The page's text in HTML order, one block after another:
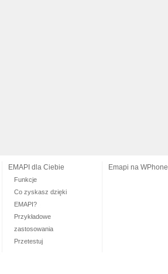
EMAPI dla Ciebie
Funkcje
Co zyskasz dzięki
EMAPI?
Przykładowe
zastosowania
Przetestuj
Emapi na WPhone